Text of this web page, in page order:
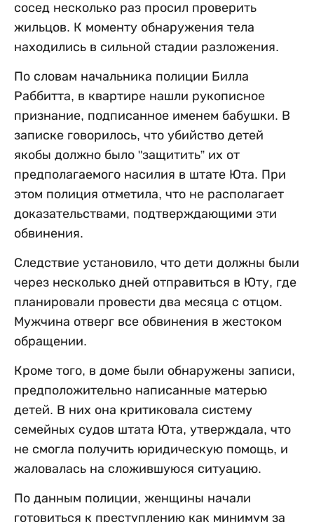
сосед несколько раз просил проверить
жильцов. К моменту обнаружения тела
находились в сильной стадии разложения.
По словам начальника полиции Билла
Раббитта, в квартире нашли рукописное
признание, подписанное именем бабушки. В
записке говорилось, что убийство детей
якобы должно было "защитить” их от
предполагаемого насилия в штате Юта. При
этом полиция отметила, что не располагает
доказательствами, подтверждающими эти
обвинения.
Следствие установило, что дети должны были
через несколько дней отправиться в Юту, где
планировали провести два месяца с отцом.
Мужчина отверг все обвинения в жестоком
обращении.
Кроме того, в доме были обнаружены записи,
предположительно написанные матерью
детей. В них она критиковала систему
семейных судов штата Юта, утверждала, что
не смогла получить юридическую помощь, и
жаловалась на сложившуюся ситуацию.
По данным полиции, женщины начали
готовиться к преступлению как минимум за